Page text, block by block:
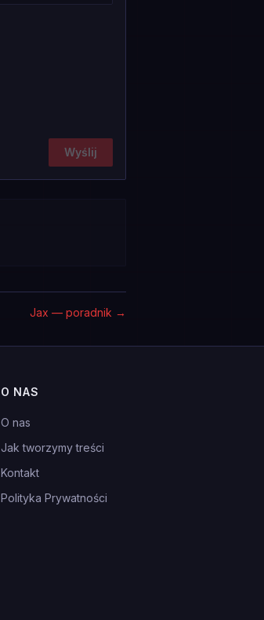
Wyślij
Jax — poradnik →
O NAS
O nas
Jak tworzymy treści
Kontakt
Polityka Prywatności